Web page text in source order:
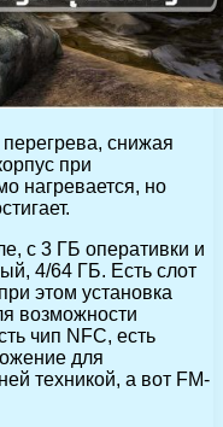
снижая
при
нагревается, но
с 3 ГБ оперативки и
4/64 ГБ. Есть слот
этом установка
возможности
чип NFC, есть
для
техникой, а вот FM-